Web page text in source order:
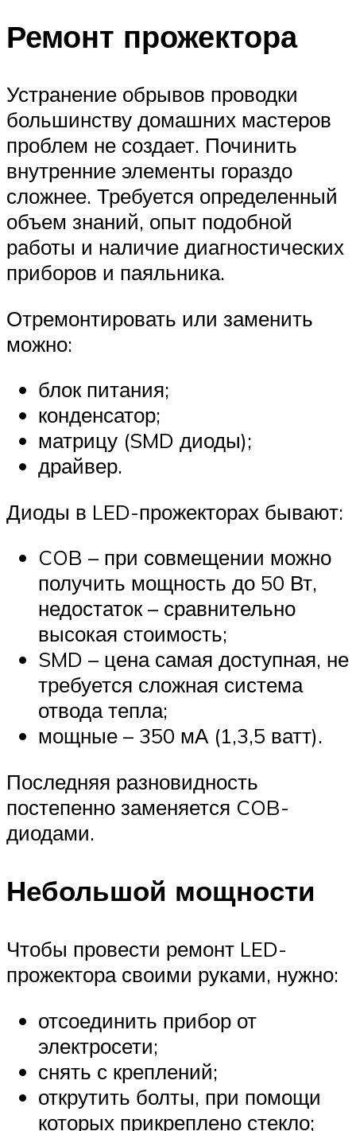
Ремонт прожектора
Устранение обрывов проводки
большинству домашних мастеров
проблем не создает. Починить
внутренние элементы гораздо
сложнее. Требуется определенный
объем знаний, опыт подобной
работы и наличие диагностических
приборов и паяльника.
Отремонтировать или заменить
можно:
блок питания;
конденсатор;
матрицу (SMD диоды);
драйвер.
Диоды в LED-прожекторах бывают:
COB – при совмещении можно
получить мощность до 50 Вт,
недостаток – сравнительно
высокая стоимость;
SMD – цена самая доступная, не
требуется сложная система
отвода тепла;
мощные – 350 мА (1,3,5 ватт).
Последняя разновидность
постепенно заменяется COB-
диодами.
Небольшой мощности
Чтобы провести ремонт LED-
прожектора своими руками, нужно:
отсоединить прибор от
электросети;
снять с креплений;
открутить болты, при помощи
которых прикреплено стекло;